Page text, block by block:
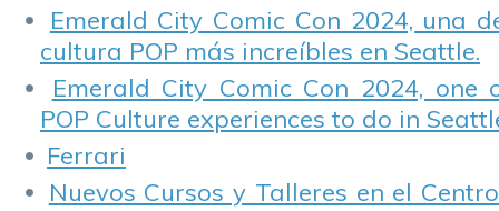
Emerald City Comic Con 2024, una
cultura POP más increíbles en Seattle.
Emerald City Comic Con 2024,
POP Culture experiences to do in
Ferrari
Nuevos Cursos y Talleres en el